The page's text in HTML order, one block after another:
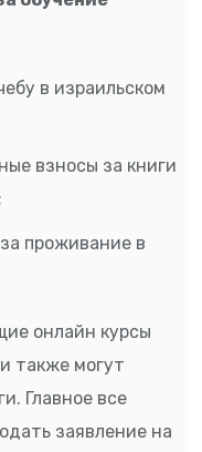
в израильском
взносы за книги
проживание в
онлайн курсы
также могут
Главное все
заявление на